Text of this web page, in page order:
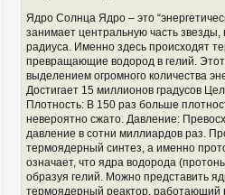
Ядро Солнца Ядро – это
занимает центральную часть звезды,
радиуса. Именно здесь происходят
превращающие водород в гелий.
выделением огромного количества
Достигает 15 миллионов градусов
Плотность: В 150 раз больше
невероятно сжато. Давление:
давление в сотни миллиардов раз.
термоядерный синтез, а именно
означает, что ядра водорода
образуя гелий. Можно представить
термоядерный реактор,